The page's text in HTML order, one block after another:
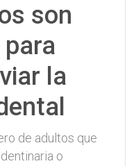
son
la
de adultos que
o